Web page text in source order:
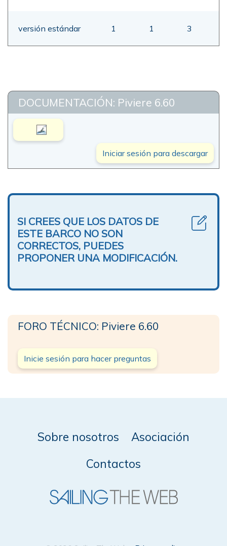
versión estándar 1 1 3
DOCUMENTACIÓN: Piviere 6.60
Iniciar sesión para descargar
SI CREES QUE LOS DATOS DE
ESTE BARCO NO SON
CORRECTOS, PUEDES
PROPONER UNA MODIFICACIÓN.
FORO TÉCNICO: Piviere 6.60
Inicie sesión para hacer preguntas
Sobre nosotros
Asociación
Contactos